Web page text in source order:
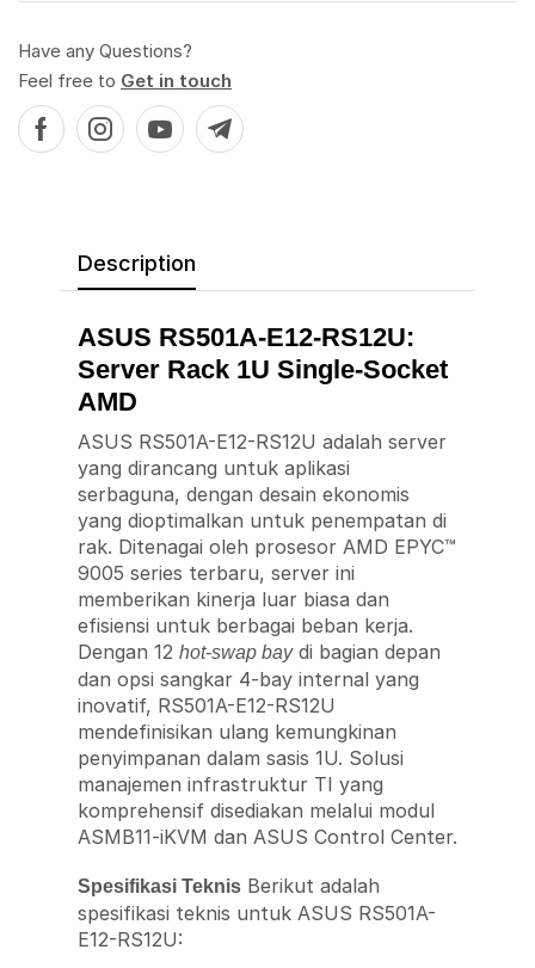
Have any Questions?
Feel free to Get in touch
Description
ASUS RS501A-E12-RS12U:
Server Rack 1U Single-Socket
AMD
ASUS RS501A-E12-RS12U adalah server
yang dirancang untuk aplikasi
serbaguna, dengan desain ekonomis
yang dioptimalkan untuk penempatan di
rak. Ditenagai oleh prosesor AMD EPYC™
9005 series terbaru, server ini
memberikan kinerja luar biasa dan
efisiensi untuk berbagai beban kerja.
Dengan 12 hot-swap baydi bagian depan
dan opsi sangkar 4-bay internal yang
inovatif, RS501A-E12-RS12U
mendefinisikan ulang kemungkinan
penyimpanan dalam sasis 1U. Solusi
manajemen infrastruktur TI yang
komprehensif disediakan melalui modul
ASMB11-iKVM dan ASUS Control Center.
Spesifikasi Teknis Berikut adalah
spesifikasi teknis untuk ASUS RS501A-
E12-RS12U: